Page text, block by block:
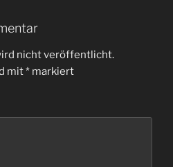
nicht veröffentlicht.
mit* markiert